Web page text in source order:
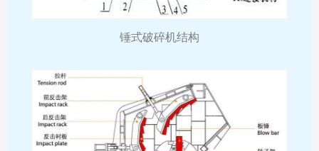
锤式破碎机结构